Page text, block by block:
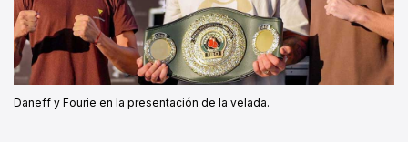
Daneff y Fourie en la presentación de la velada.